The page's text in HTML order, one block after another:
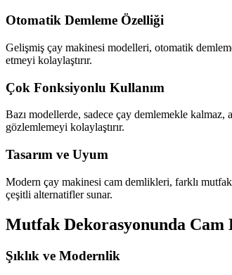
Otomatik Demleme Özelliği
Gelişmiş çay makinesi modelleri, otomatik
etmeyi kolaylaştırır.
Çok Fonksiyonlu Kullanım
Bazı modellerde, sadece çay demlemekle kalmaz,
gözlemlemeyi kolaylaştırır.
Tasarım ve Uyum
Modern çay makinesi cam demlikleri, farklı
çeşitli alternatifler sunar.
Mutfak Dekorasyonunda
Şıklık ve Modernlik